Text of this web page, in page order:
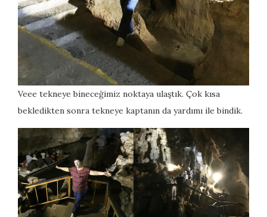
Veee tekneye bineceğimiz noktaya ulaştık. Çok kısa
bekledikten sonra tekneye kaptanın da yardımı ile bindik.